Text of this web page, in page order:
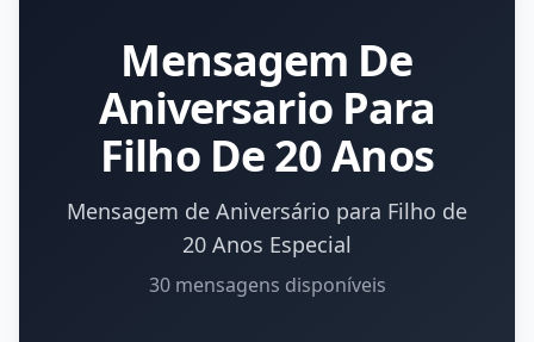
Mensagem De
Aniversario Para
Filho De 20 Anos
Mensagem de Aniversário para Filho de
20 Anos Especial
30 mensagens disponíveis